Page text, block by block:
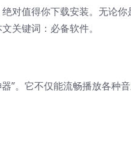
对值得你下载安装。无论你
关键词：必备软件。
”。它不仅能流畅播放各种